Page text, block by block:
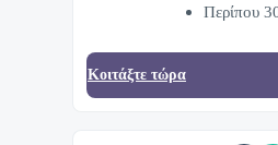
Περίπου
Κοιτάξτε τώρα